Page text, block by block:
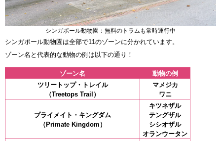
シンガポール動物園：無料のトラムも常時運行中
シンガポール動物園は全部で11のゾーンに分かれています。
ゾーン名と代表的な動物の例は以下の通り！
ゾーン名
動物の例
ツリートップ・トレイル
（Treetops Trail）
マメジカ
ワニ
プライメイト・キングダム
（Primate Kingdom）
キツネザル
テングザル
シシオザル
オランウータン